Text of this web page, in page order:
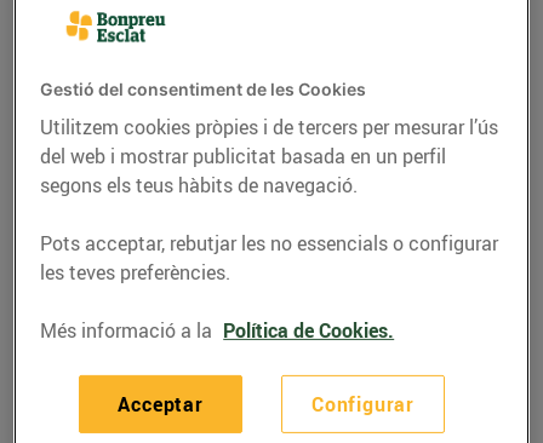
pensats per decorar la teva llar, terrassa o jardí,
així com per organitzar les teves escapades a la
Consulta'l
Gestió del consentiment de les Cookies
Utilitzem cookies pròpies i de tercers per mesurar l’ús
del web i mostrar publicitat basada en un perfil
segons els teus hàbits de navegació.
Pots acceptar, rebutjar les no essencials o configurar
les teves preferències.
Més informació a la Política de Cookies.
Configurar
Acceptar